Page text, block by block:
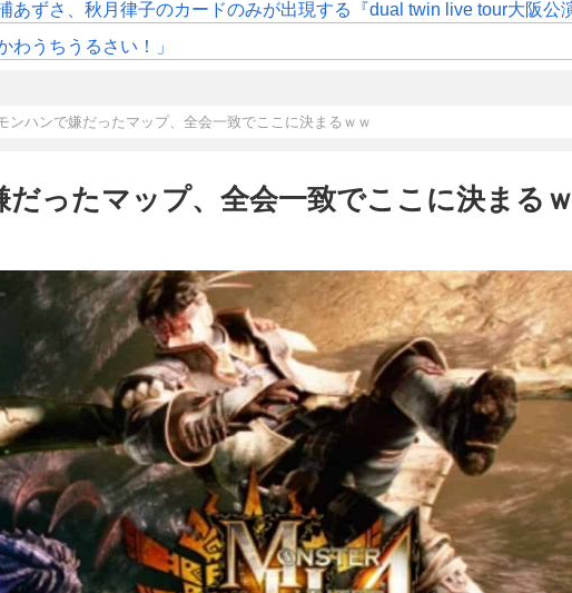
、秋月律子のカードのみが出現する『dual twin live tour大阪公演打ち上げ
うちうるさい！」
ンハンで嫌だったマップ、全会一致でここに決まるｗｗ
だったマップ、全会一致でここに決まる